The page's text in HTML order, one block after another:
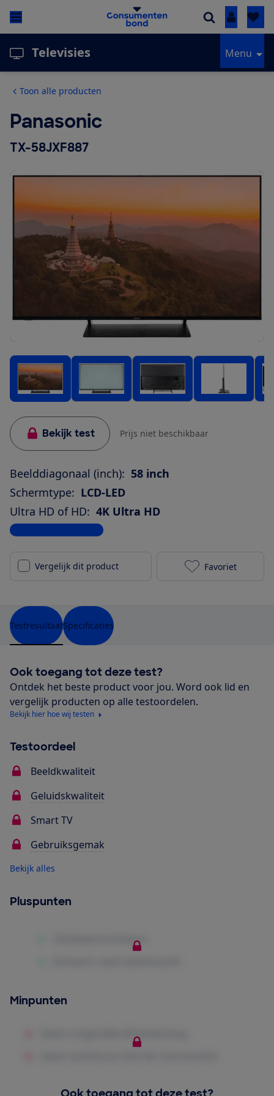
Inloggen
Televisies Menu
Toon alle producten
Panasonic
TX-58JXF887
Bekijk test Prijs niet beschikbaar
Beelddiagonaal (inch): 58 inch
Schermtype: LCD-LED
Ultra HD of HD: 4K Ultra HD
Bekijk alle specificaties
Vergelijk dit product Panasonic
Favoriet
TestresultaatSpecificaties
Ook toegang tot deze test?
Ontdek het beste product voor jou. Word ook lid en
vergelijk producten op alle testoordelen.
Bekijk hier hoe wij testen
Testoordeel
Beeldkwaliteit
Geluidskwaliteit
Smart TV
Gebruiksgemak
Bekijk alles
Pluspunten
Minpunten